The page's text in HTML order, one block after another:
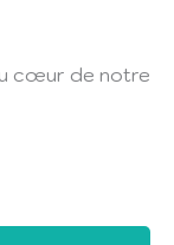
cœur de notre